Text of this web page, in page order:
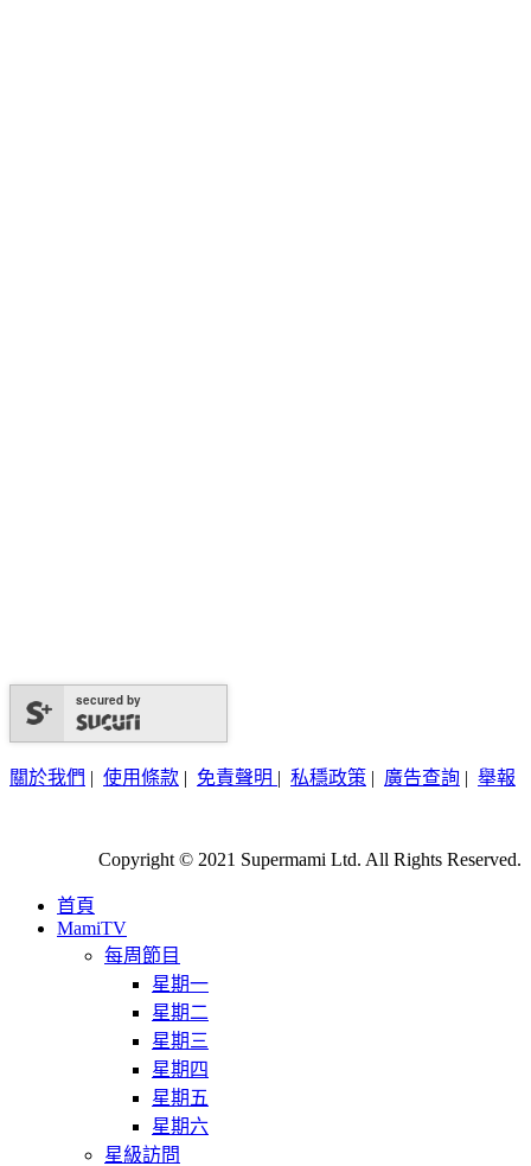
secured by
關於我們 | 使用條款 | 免責聲明 | 私穩政策 | 廣告查詢 | 舉報
Copyright © 2021 Supermami Ltd. All Rights Reserved.
首頁
MamiTV
每周節目
星期一
星期二
星期三
星期四
星期五
星期六
星級訪問